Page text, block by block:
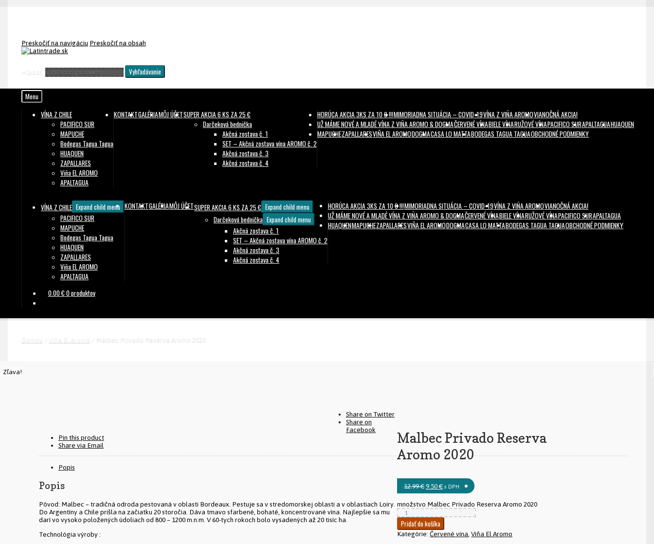
Preskočiť na navigáciu Preskočiť na obsah
Hľadať: Vyhľadávanie
Menu
VÍNA Z CHILE
PACIFICO SUR
MAPUCHE
Bodegas Tagua Tagua
HUAQUEN
ZAPALLARES
Viña EL AROMO
APALTAGUA
KONTAKTGALÉRIAMÔJ ÚČETSUPER AKCIA 6 KS ZA 25 €
Darčeková bednička
Akčná zostava č. 1
SET – Akčná zostava vína AROMO č. 2
Akčná zostava č. 3
Akčná zostava č. 4
HORÚCA AKCIA 3KS ZA 10 € !!!MIMORIADNA SITUÁCIA – COVID-19VÍNA Z VIÑA AROMOVIANOČNÁ AKCIA!
UŽ MÁME NOVÉ A MLADÉ VÍNA Z VIÑA AROMO & DOGMAČERVENÉ VÍNABIELE VÍNARUŽOVÉ VÍNAPACIFICO SURAPALTAGUAHUAQUEN
MAPUCHEZAPALLARESVIŇA EL AROMODOGMACASA LO MATTABODEGAS TAGUA TAGUAOBCHODNÉ PODMIENKY
VÍNA Z CHILE Expand child menu
PACIFICO SUR
MAPUCHE
Bodegas Tagua Tagua
HUAQUEN
ZAPALLARES
Viña EL AROMO
APALTAGUA
KONTAKTGALÉRIAMÔJ ÚČETSUPER AKCIA 6 KS ZA 25 € Expand child menu
Darčeková bednička Expand child menu
Akčná zostava č. 1
SET – Akčná zostava vína AROMO č. 2
Akčná zostava č. 3
Akčná zostava č. 4
HORÚCA AKCIA 3KS ZA 10 € !!!MIMORIADNA SITUÁCIA – COVID-19VÍNA Z VIÑA AROMOVIANOČNÁ AKCIA!
UŽ MÁME NOVÉ A MLADÉ VÍNA Z VIÑA AROMO & DOGMAČERVENÉ VÍNABIELE VÍNARUŽOVÉ VÍNAPACIFICO SURAPALTAGUA
HUAQUENMAPUCHEZAPALLARESVIŇA EL AROMODOGMACASA LO MATTABODEGAS TAGUA TAGUAOBCHODNÉ PODMIENKY
0.00€0 produktov
Domov Viňa El Aromo Malbec Privado Reserva Aromo 2020
Zľava!
Malbec Privado Reserva
Aromo 2020
12.99€9.50€ s DPH
množstvo Malbec Privado Reserva Aromo 2020
Pridať do košíka
Kategórie:Červené vína ,Viňa El Aromo
Share on Twitter
Share on
Facebook
Pin this product
Share via Email
Popis
Popis
Pôvod: Malbec – tradičná odroda pestovaná v oblasti Bordeaux. Pestuje sa v stredomorskej oblasti a v oblastiach Loiry.
Do Argentíny a Chile prišla na začiatku 20 storočia. Dáva tmavo sfarbené, bohaté, koncentrované vína. Najlepšie sa mu
darí vo vysoko položených údoliach od 800 – 1200 m.n.m. V 60-tych rokoch bolo vysadených až 20 tisíc ha.
Technológia výroby :